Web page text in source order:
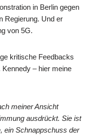
in Berlin gegen
Regierung. Und er
von 5G.
kritische Feedbacks
– hier meine
meiner Ansicht
ausdrückt. Sie ist
ein Schnappschuss der